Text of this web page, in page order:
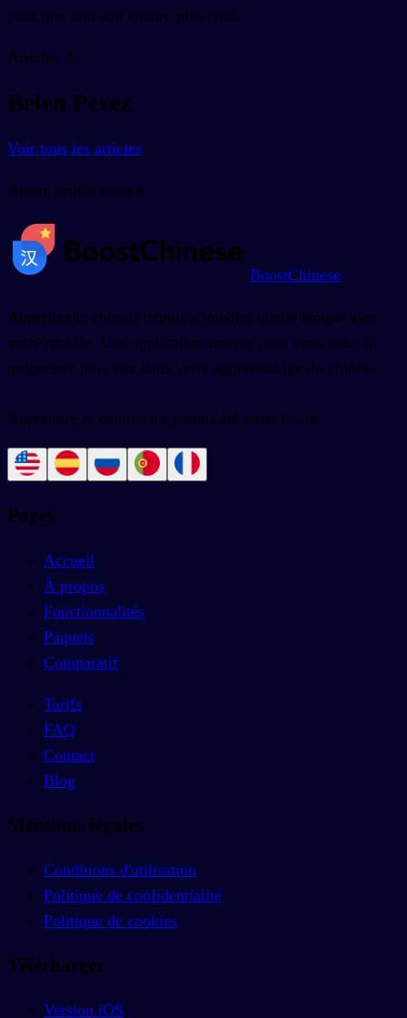
pour que tout soit encore plus cool.
Articles de
Belen Perez
Voir tous les articles
Aucun article trouvé.
BoostChinese
Apprenez le chinois depuis n'importe quelle langue avec
votre mobile. Une application unique pour vous aider à
progresser plus vite dans votre apprentissage du chinois.
Apprendre le chinois n'a jamais été aussi facile.
Pages
Accueil
À propos
Fonctionnalités
Paquets
Comparatif
Tarifs
FAQ
Contact
Blog
Mentions légales
Conditions d'utilisation
Politique de confidentialité
Politique de cookies
Télécharger
Version iOS